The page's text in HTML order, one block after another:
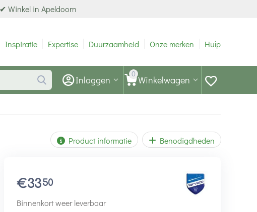
✔ Winkel in Apeldoorn
Inspiratie Expertise Duurzaamheid Onze merken Hulp
0 Winkelwagen
Inloggen
Product informatie Benodigdheden
€3350
Binnenkort weer leverbaar